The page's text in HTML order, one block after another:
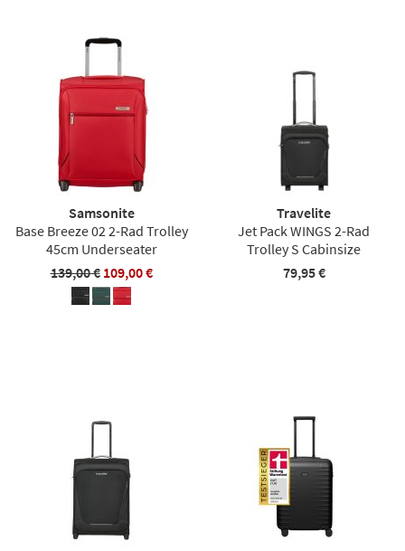
Samsonite
Base Breeze 02 2-Rad Trolley
45cm Underseater
139,00 € 109,00 €
Travelite
Jet Pack WINGS 2-Rad
Trolley S Cabinsize
79,95 €